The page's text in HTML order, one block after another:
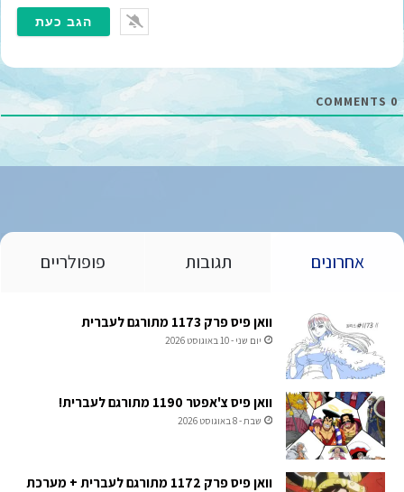
ל
*
0
אחרונים תגובות פופולריים
וואן פיס פרק 1173 מתורגם לעברית
יום שני - 10 באוגוסט 2026
וואן פיס צ'אפטר 1190 מתורגם לעברית!
שבת - 8 באוגוסט 2026
וואן פיס פרק 1172 מתורגם לעברית + מערכת